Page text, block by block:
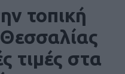
τοπική
τιμές στα